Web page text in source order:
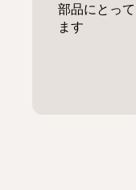
部品にとっ
ます